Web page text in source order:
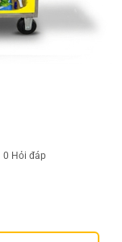
0 Hỏi đáp